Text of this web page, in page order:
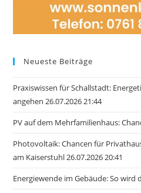
Neueste Beiträge
Praxiswissen für Schallstadt:
angehen 26.07.2026 21:44
PV auf dem Mehrfamilienhaus:
Photovoltaik: Chancen für
am Kaiserstuhl 26.07.2026 20:41
Energiewende im Gebäude: So